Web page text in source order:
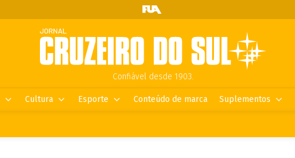
Confiável desde 1903.
Cultura Esporte Conteúdo de marca Suplementos